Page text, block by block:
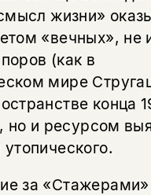
жизни»
«вечных»,
(как в
мире
конца
но и ресурсом
за «Стажерами»